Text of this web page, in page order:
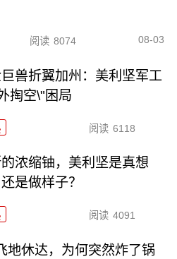
阅读 8074 08-03
兽折翼加州：美利坚军工
掏空\"困局
阅读 6118
浓缩铀，美利坚是真想
是做样子？
阅读 4091
地休达，为何突然炸了锅